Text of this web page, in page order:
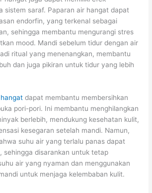
sistem saraf. Paparan air hangat dapat
endorfin, yang terkenal sebagai
sehingga membantu mengurangi stres
mood. Mandi sebelum tidur dengan air
ritual yang menenangkan, membantu
dan juga pikiran untuk tidur yang lebih
dapat membantu membersihkan
pori-pori. Ini membantu menghilangkan
berlebih, mendukung kesehatan kulit,
kesegaran setelah mandi. Namun,
suhu air yang terlalu panas dapat
sehingga disarankan untuk tetap
air yang nyaman dan menggunakan
untuk menjaga kelembaban kulit.